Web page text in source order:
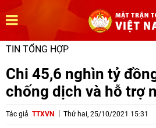
TIN TỔNG HỢP
Chi 45,6 nghìn tỷ
chống dịch và hỗ trợ
Tác giả TTXVN Thứ hai, 25/10/2021 15:31